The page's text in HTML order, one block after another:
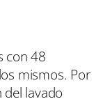
con 48
mismos. Por
del lavado